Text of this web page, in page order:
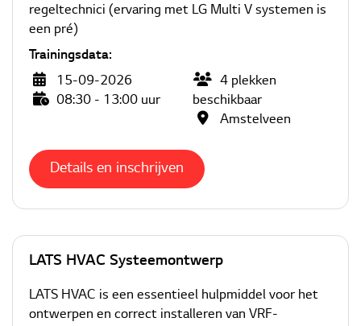
regeltechnici (ervaring met LG Multi V systemen is
een pré)
Trainingsdata:
15-09-2026
08:30 - 13:00 uur
4 plekken
beschikbaar
Amstelveen
Details en inschrijven
LATS HVAC Systeemontwerp
LATS HVAC is een essentieel hulpmiddel voor het
ontwerpen en correct installeren van VRF-